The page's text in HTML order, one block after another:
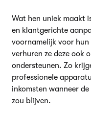
Wat hen uniek maakt
en klantgerichte
voornamelijk voor
verhuren ze deze ook
ondersteunen. Zo
professionele
inkomsten wanneer
zou blijven.